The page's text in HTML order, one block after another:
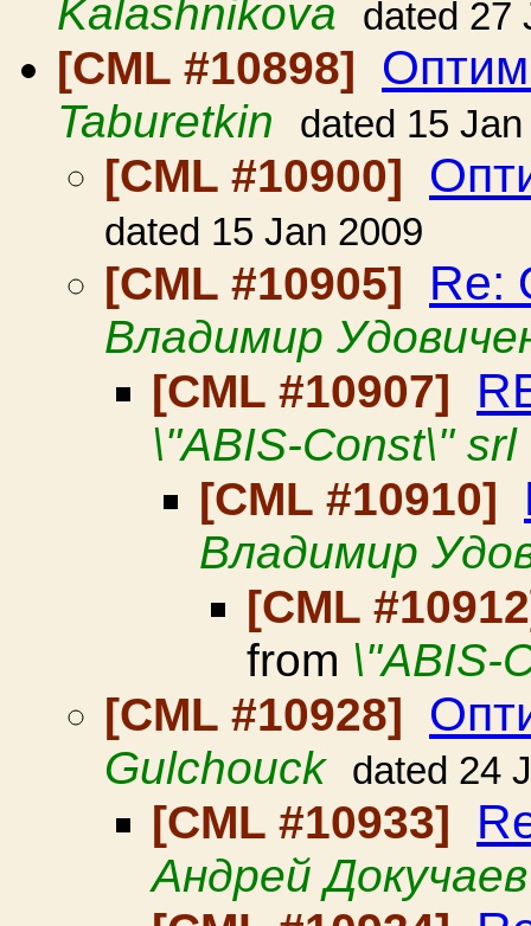
Kalashnikova
dated 27
[CML #10898]
Taburetkin dated 15
[CML #10900]
dated 15 Jan 2009
[CML #10905] Re:
Владимир
[CML #10907]
\"ABIS-Const\" srl
[CML #10910]
Владимир
[CML
from \"ABIS-
[CML #10928]
Gulchouck dated 24
[CML #10933]
Андрей Докучаев